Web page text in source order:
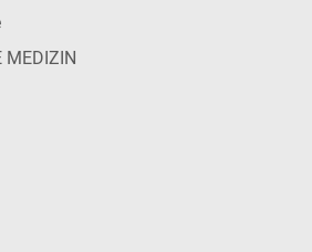
MEDIZIN